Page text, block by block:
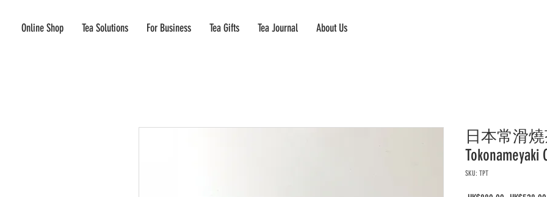
Online Shop Tea Solutions For Business Tea Gifts Tea Journal About Us
日本常滑燒
Tokonameyaki
SKU: TPT